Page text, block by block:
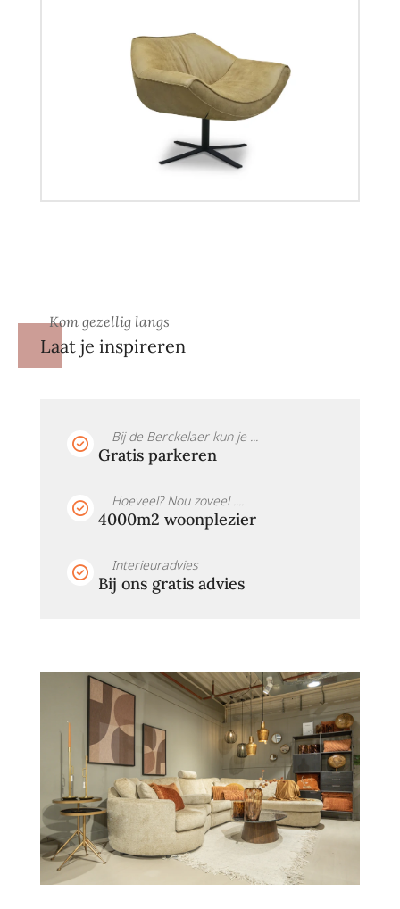
Kom gezellig langs
Laat je inspireren
Bij de Berckelaer kun je ...
Gratis parkeren
Hoeveel? Nou zoveel ....
4000m2 woonplezier
Interieuradvies
Bij ons gratis advies